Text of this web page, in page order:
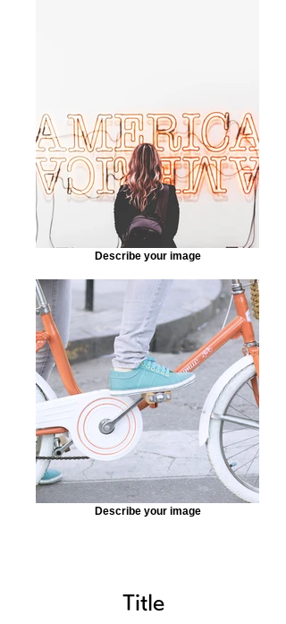
Describe your image
Describe your image
Title